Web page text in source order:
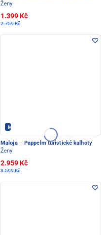
Ženy
1.399 Kč
2.759 Kč
Maloja - PEC POD SNĚŽKOU
Maloja · Pappelm turistické kalhoty
Ženy
2.959 Kč
3.599 Kč